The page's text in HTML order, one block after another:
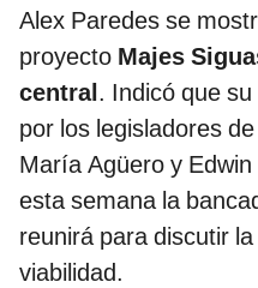
Alex Paredes se
proyecto Majes
central. Indicó que
por los legisladores
María Agüero y
esta semana la
reunirá para discutir
viabilidad.